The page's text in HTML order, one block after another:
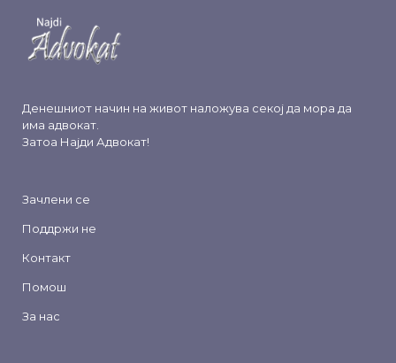
Денешниот начин на живот наложува секој да мора да
има адвокат.
Затоа Најди Адвокат!
Зачлени се
Поддржи не
Контакт
Помош
За нас